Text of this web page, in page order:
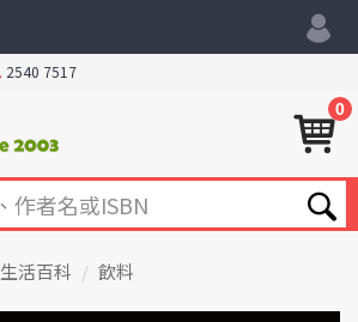
2540 7517
0
生活百科 飲料